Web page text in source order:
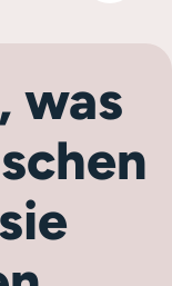
was